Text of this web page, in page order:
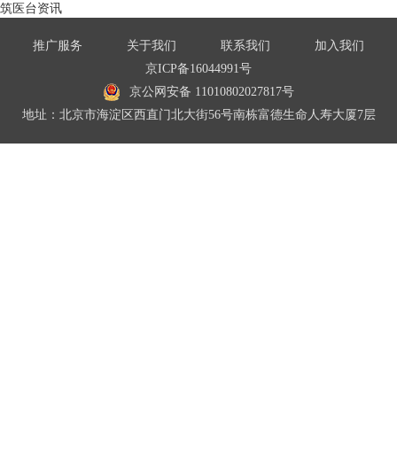
筑医台资讯
推广服务 关于我们 联系我们
加入我们
京ICP备16044991号
京公网安备 11010802027817号
地址：北京市海淀区西直门北大街56号南栋富德生命人寿大厦7层